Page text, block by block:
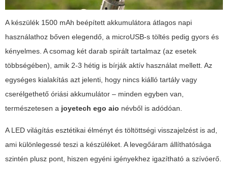
A készülék 1500 mAh beépített akkumulátora átlagos napi
használathoz bőven elegendő, a microUSB-s töltés pedig gyors és
kényelmes. A csomag két darab spirált tartalmaz (az esetek
többségében), amik 2-3 hétig is bírják aktív használat mellett. Az
egységes kialakítás azt jelenti, hogy nincs kiálló tartály vagy
cserélgethető óriási akkumulátor – minden egyben van,
természetesen a joyetech ego aio névből is adódóan.
A LED világítás esztétikai élményt és töltöttségi visszajelzést is ad,
ami különlegessé teszi a készüléket. A levegőáram állíthatósága
szintén plusz pont, hiszen egyéni igényekhez igazítható a szívóerő.